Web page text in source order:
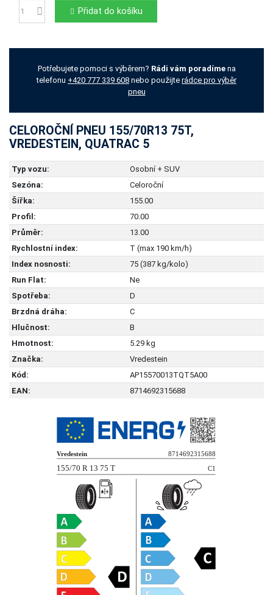
Počet Přidat do košíku
Potřebujete pomoci s výběrem? Rádi vám poradímena
telefonu +420 777 339 608 nebo použijte rádce pro výběr
pneu
CELOROČNÍ PNEU 155/70R13 75T,
VREDESTEIN, QUATRAC 5
Typ vozu:
Osobní + SUV
Sezóna:
Celoroční
Šířka:
155.00
Profil:
70.00
Průměr:
13.00
Rychlostní index:
T (max 190 km/h)
Index nosnosti:
75 (387 kg/kolo)
Run Flat:
Ne
Spotřeba:
D
Brzdná dráha:
C
Hlučnost:
B
Hmotnost:
5.29 kg
Značka:
Vredestein
Kód:
AP15570013TQT5A00
EAN:
8714692315688